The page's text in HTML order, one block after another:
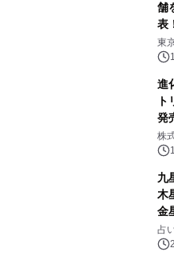
舗
表
東
進
発
株
九
木
金
ン
占